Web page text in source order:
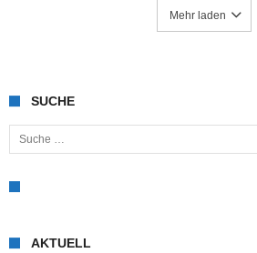
Mehr laden
SUCHE
Suche nach:
AKTUELL